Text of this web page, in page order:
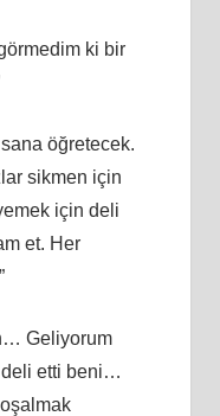
ki bir
öğretecek.
sikmen için
için deli
et. Her
Geliyorum
etti beni…